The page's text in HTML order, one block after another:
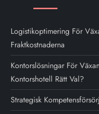
Logistikoptimering För
Fraktkostnaderna
Kontorslösningar För
Kontorshotell Rätt Val?
Strategisk